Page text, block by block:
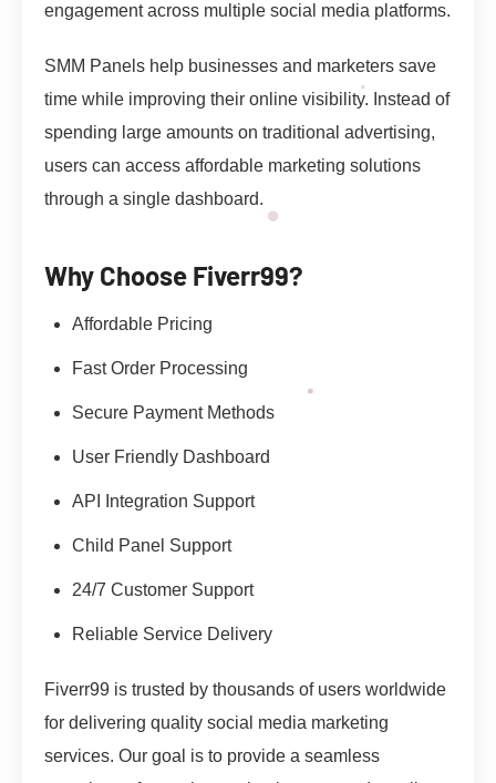
engagement across multiple social media platforms.
SMM Panels help businesses and marketers save
time while improving their online visibility. Instead of
spending large amounts on traditional advertising,
users can access affordable marketing solutions
through a single dashboard.
Why Choose Fiverr99?
Affordable Pricing
Fast Order Processing
Secure Payment Methods
User Friendly Dashboard
API Integration Support
Child Panel Support
24/7 Customer Support
Reliable Service Delivery
Fiverr99 is trusted by thousands of users worldwide
for delivering quality social media marketing
services. Our goal is to provide a seamless